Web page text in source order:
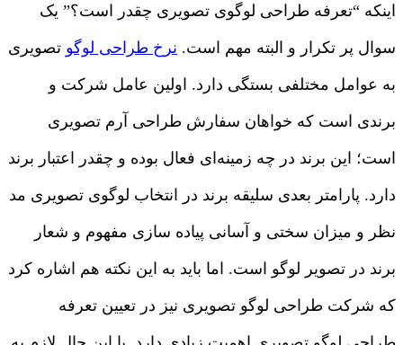
اینکه “تعرفه طراحی لوگوی تصویری چقدر است؟” یک
سوال پر تکرار و البته مهم است. نرخ طراحی لوگو تصویری
به عوامل مختلفی بستگی دارد. اولین عامل شرکت و
برندی است که خواهان سفارش طراحی آرم تصویری
است؛ این برند در چه زمینه‌ای فعال بوده و چقدر اعتبار برند
دارد. پارامتر بعدی سلیقه برند در انتخاب لوگوی تصویری مد
نظر و میزان سختی و آسانی پیاده سازی مفهوم و شعار
برند در تصویر لوگو است. اما باید به این نکته هم اشاره کرد
که شرکت طراحی لوگو تصویری نیز در تعیین تعرفه